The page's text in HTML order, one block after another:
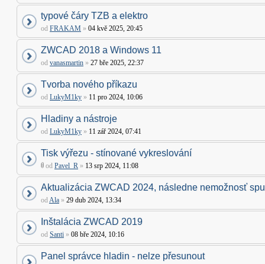
typové čáry TZB a elektro
od FRAKAM » 04 kvě 2025, 20:45
ZWCAD 2018 a Windows 11
od vanasmartin » 27 bře 2025, 22:37
Tvorba nového příkazu
od LukyM1ky » 11 pro 2024, 10:06
Hladiny a nástroje
od LukyM1ky » 11 zář 2024, 07:41
Tisk výřezu - stínované vykreslování
od Pavel_R » 13 srp 2024, 11:08
Aktualizácia ZWCAD 2024, následne nemožnosť
odAla » 29 dub 2024, 13:34
Inštalácia ZWCAD 2019
od Santi » 08 bře 2024, 10:16
Panel správce hladin - nelze přesunout